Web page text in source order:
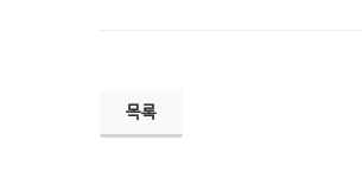
목록